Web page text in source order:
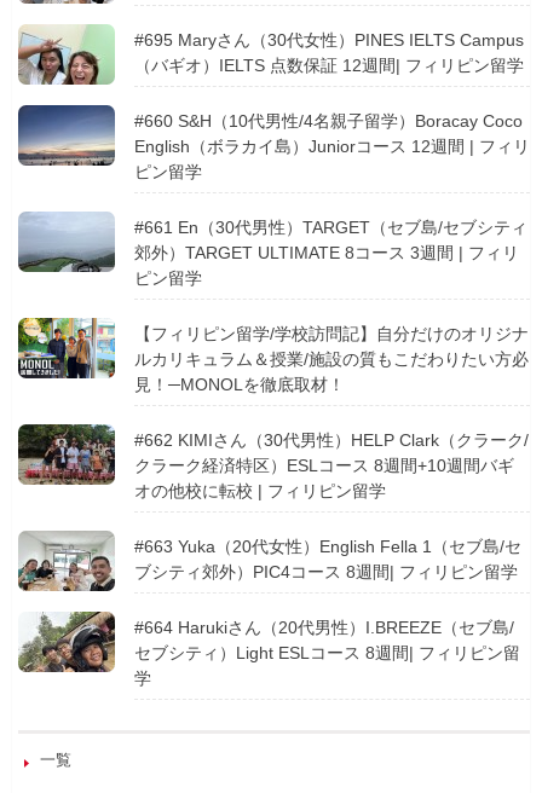
#695 Maryさん（30代女性）PINES IELTS Campus
（バギオ）IELTS 点数保証 12週間| フィリピン留学
#660 S&H（10代男性/4名親子留学）Boracay Coco
English（ボラカイ島）Juniorコース 12週間 | フィリ
ピン留学
#661 En（30代男性）TARGET（セブ島/セブシティ
郊外）TARGET ULTIMATE 8コース 3週間 | フィリ
ピン留学
【フィリピン留学/学校訪問記】自分だけのオリジナ
ルカリキュラム＆授業/施設の質もこだわりたい方必
見！─MONOLを徹底取材！
#662 KIMIさん（30代男性）HELP Clark（クラーク/
クラーク経済特区）ESLコース 8週間+10週間バギ
オの他校に転校 | フィリピン留学
#663 Yuka（20代女性）English Fella 1（セブ島/セ
ブシティ郊外）PIC4コース 8週間| フィリピン留学
#664 Harukiさん（20代男性）I.BREEZE（セブ島/
セブシティ）Light ESLコース 8週間| フィリピン留
学
一覧